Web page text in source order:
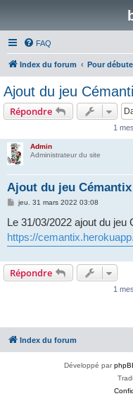
FAQ
Index du forum Pour
Ajout du jeu
Répondre
1
Admin
Administrateur du site
Ajout du jeu Cémantix
M
s
a
g
jeu. 31 mars 2022 03:08
Le 31/03/2022 ajout du jeu
https://
Répondre
1
Index du forum
Développé par